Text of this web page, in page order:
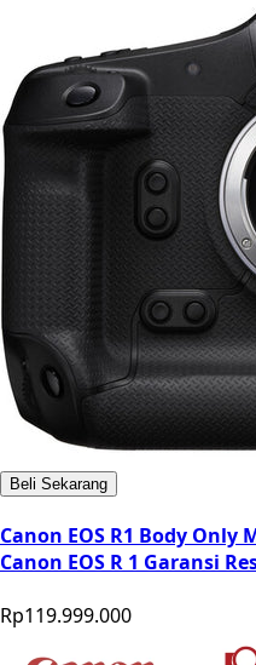
Beli Sekarang
Canon EOS R1 Body Only
Canon EOS R 1 Garansi
Rp119.999.000